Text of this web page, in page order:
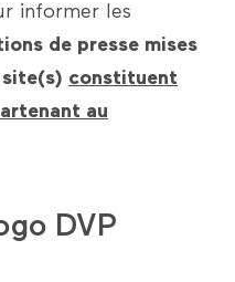
informer les
de presse mises
constituent
au
DVP